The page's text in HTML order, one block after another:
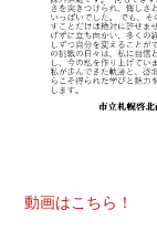
動画はこちら！